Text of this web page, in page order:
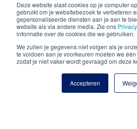
Deze website slaat cookies op je computer
gebruikt om je websitebezoek te verbeteren
gepersonaliseerde diensten aan je aan te
website als via andere media. Zie ons
informatie over de cookies die we gebruiken.
We zullen je gegevens niet volgen als je
te voldoen aan je voorkeuren moeten we
zodat je niet vaker wordt gevraagd om deze
Accepteren
Alle rechten voorbehouden © The
2026.
Privacy statement. Algemene